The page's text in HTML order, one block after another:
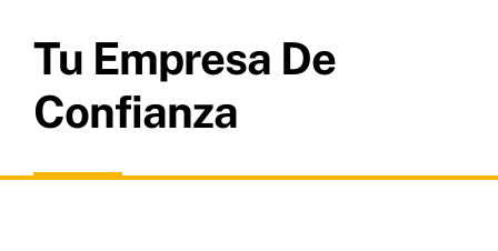
Tu Empresa De
Confianza